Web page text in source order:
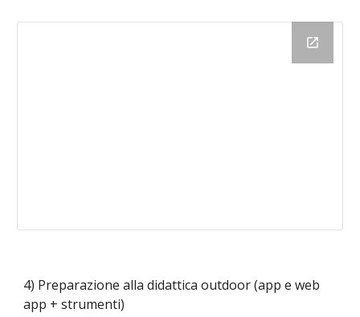
4) Preparazione alla didattica outdoor (app e web
app + strumenti)